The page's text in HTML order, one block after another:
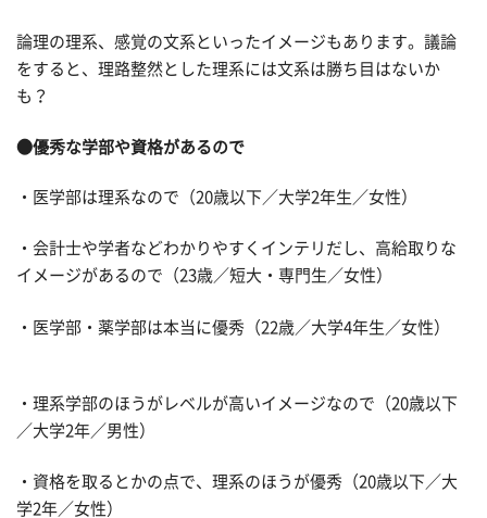
論理の理系、感覚の文系といったイメージもあります。議論
をすると、理路整然とした理系には文系は勝ち目はないか
も？
●優秀な学部や資格があるので
・医学部は理系なので（20歳以下／大学2年生／女性）
・会計士や学者などわかりやすくインテリだし、高給取りな
イメージがあるので（23歳／短大・専門生／女性）
・医学部・薬学部は本当に優秀（22歳／大学4年生／女性）
・理系学部のほうがレベルが高いイメージなので（20歳以下
／大学2年／男性）
・資格を取るとかの点で、理系のほうが優秀（20歳以下／大
学2年／女性）